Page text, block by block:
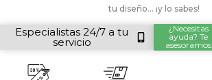
tu diseño… ¡y lo sabes!
Especialistas 24/7 a tu
servicio
¿Necesitas
ayuda? Te
asesoramos